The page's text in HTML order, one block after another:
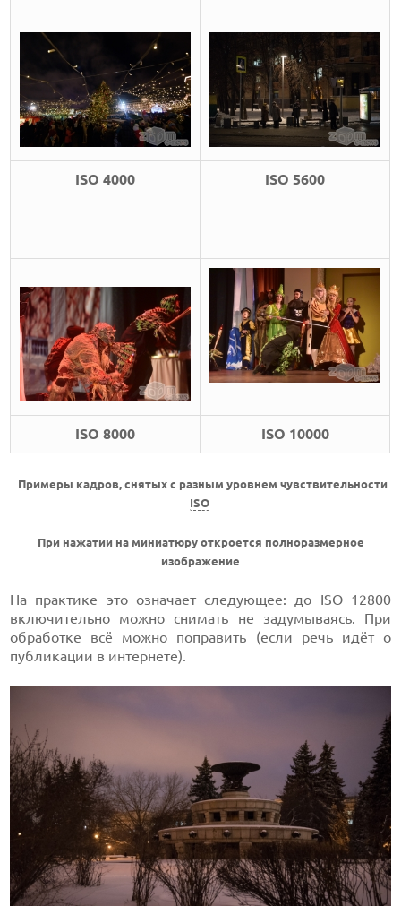
ISO 4000 ISO 5600
ISO 8000 ISO 10000
Примеры кадров, снятых с разным уровнем чувствительности
ISO
При нажатии на миниатюру откроется полноразмерное
изображение
На практике это означает следующее: до ISO 12800
включительно можно снимать не задумываясь. При
обработке всё можно поправить (если речь идёт о
публикации в интернете).